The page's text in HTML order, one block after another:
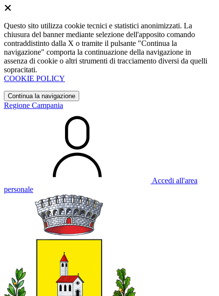
Questo sito utilizza cookie tecnici e statistici anonimizzati. La
chiusura del banner mediante selezione dell'apposito comando
contraddistinto dalla X o tramite il pulsante "Continua la
navigazione" comporta la continuazione della navigazione in
assenza di cookie o altri strumenti di tracciamento diversi da quelli
sopracitati.
COOKIE POLICY
Continua la navigazione
Regione Campania
Accedi all'area
personale